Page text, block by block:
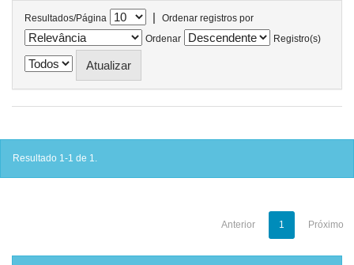
Resultados/Página |
Ordenar registros por
Ordenar
Registro(s)
Resultado 1-1 de 1.
Anterior 1 Próximo